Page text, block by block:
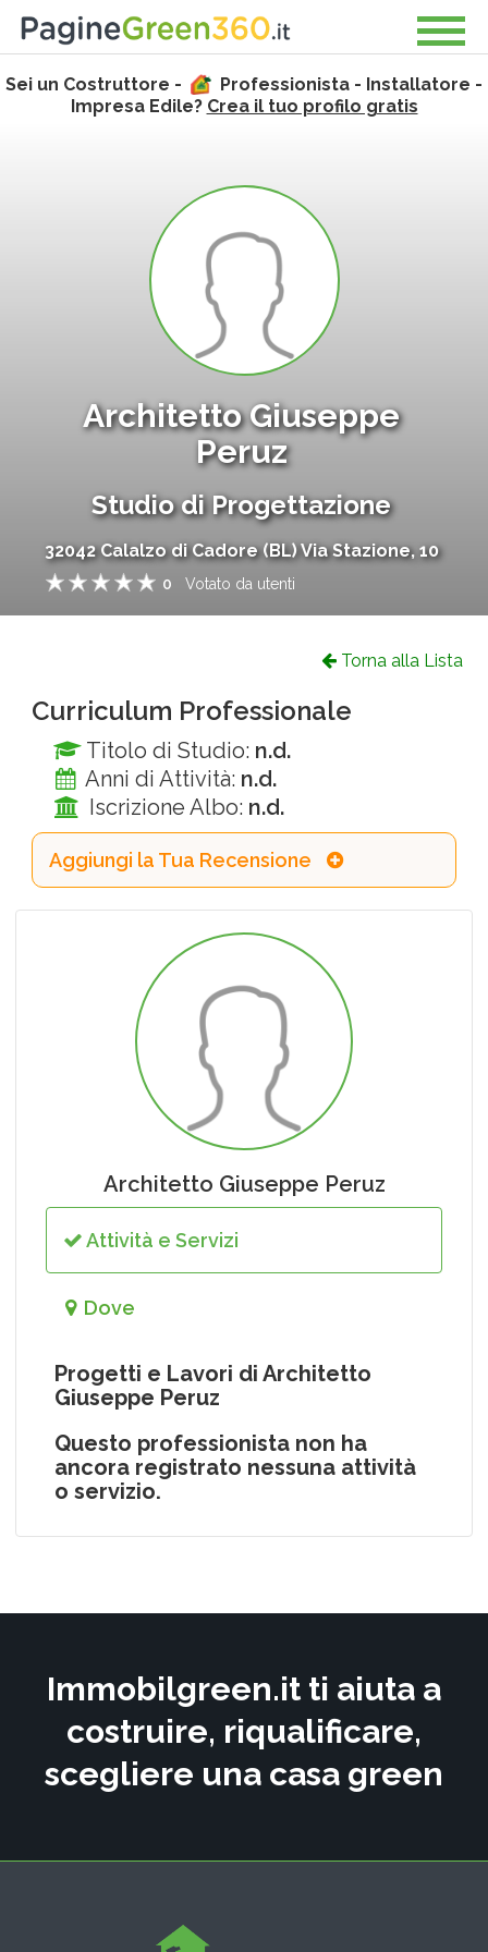
Sei un Costruttore -
Professionista - Installatore -
Impresa Edile? Crea il tuo profilo gratis
Architetto Giuseppe
Peruz
Studio di Progettazione
32042 Calalzo di Cadore(BL)Via Stazione, 10
0 Votato da utenti
Torna alla Lista
Curriculum Professionale
Titolo di Studio: n.d.
Anni di Attività: n.d.
Iscrizione Albo: n.d.
Aggiungi la Tua Recensione
Architetto Giuseppe Peruz
Attività e Servizi
Dove
Progetti e Lavori di Architetto
Giuseppe Peruz
Questo professionista non ha
ancora registrato nessuna attività
o servizio.
Immobilgreen.it ti aiuta a
costruire, riqualificare,
scegliere una casa green